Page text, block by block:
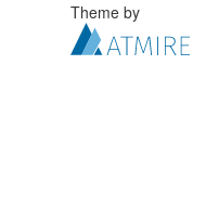
Theme by